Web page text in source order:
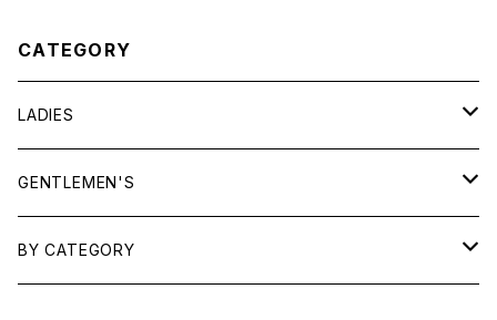
CATEGORY
LADIES
TOPS
SHIRTS
OUTERWEAR
GENTLEMEN'S
TOPS
BY CATEGORY